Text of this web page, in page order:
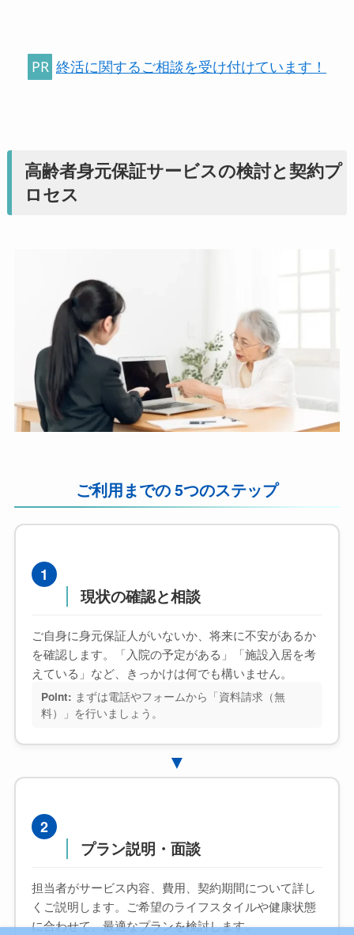
PR 終活に関するご相談を受け付けています！
高齢者身元保証サービスの検討と契約プ
ロセス
ご利用までの 5つのステップ
1
現状の確認と相談
ご自身に身元保証人がいないか、将来に不安があるか
を確認します。「入院の予定がある」「施設入居を考
えている」など、きっかけは何でも構いません。
Point: まずは電話やフォームから「資料請求（無
料）」を行いましょう。
▼
2
プラン説明・面談
担当者がサービス内容、費用、契約期間について詳し
くご説明します。ご希望のライフスタイルや健康状態
に合わせて、最適なプランを検討します。